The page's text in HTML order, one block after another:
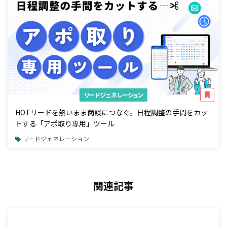
リードジェネレーション
HOTリードを熱いまま商談につなぐ。日程調整の手間をカッ
トする「アポ取り専用」ツール
リードジェネレーション
関連記事